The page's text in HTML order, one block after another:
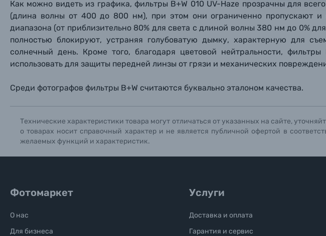
Нажимая кнопку «Отправить вопрос»
Нажимая кнопку «Отправить вопрос»
Книги о фотографии, альбомы известных фотографов
Солнцезащитные очки
Уценённые товары
Как можно видеть из графика, фильтры B+W 010 UV-Haze прозрачны для
(длина волны от 400 до 800 нм), при этом они ограниченно пропускают
диапазона (от приблизительно 80% для света с длиной волны 380 нм до 0%
полностью блокируют, устраняя голубоватую дымку, характерную для
солнечный день. Кроме того, благодаря цветовой нейтральности,
использовать для защиты передней линзы от грязи и механических
Среди фотографов фильтры B+W считаются буквально эталоном качества.
Технические характеристики товара могут отличаться от указанных на сайте,
о товарах носит справочный характер и не является публичной офертой в
желаемых функций и характеристик.
Нажимая кнопку «Отправить вопрос»
Фотомаркет
О нас
Для бизнеса
Услуги
Доставка и оплата
Гарантия и сервис